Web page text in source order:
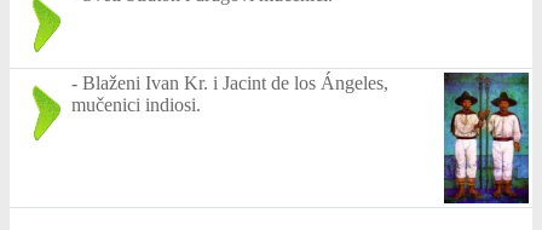
- Blaženi Ivan Kr. i Jacint de los Ángeles,
mučenici indiosi.